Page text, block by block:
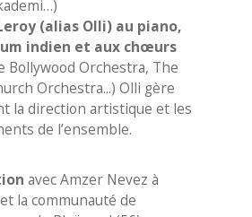
(alias Olli) au piano,
indien et aux chœurs
Bollywood Orchestra, The
Orchestra...) Olli gère
la direction artistique et les
de l’ensemble.
avec Amzer Nevez à
la communauté de